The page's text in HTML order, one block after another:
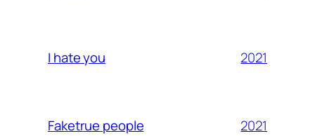
I hate you 2021
Faketrue people 2021